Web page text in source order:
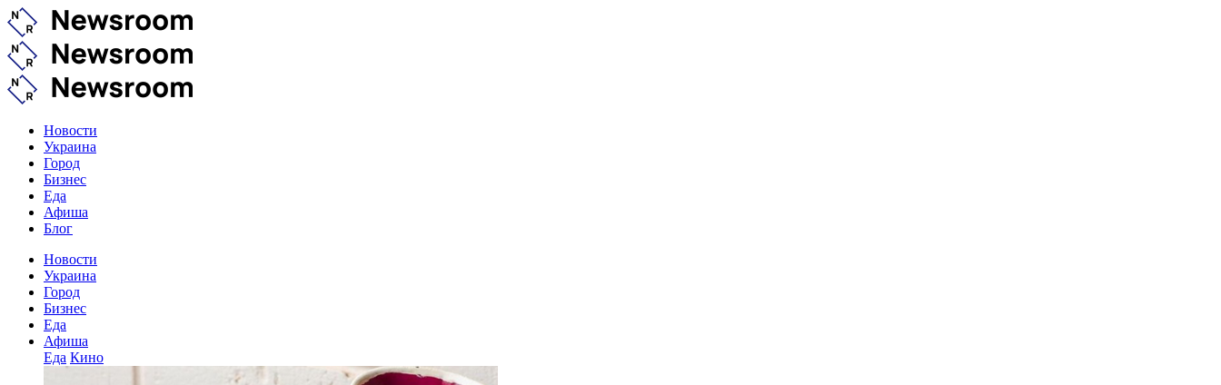
Новости
Украина
Город
Бизнес
Еда
Афиша
Блог
Новости
Украина
Город
Бизнес
Еда
Афиша
Еда Кино